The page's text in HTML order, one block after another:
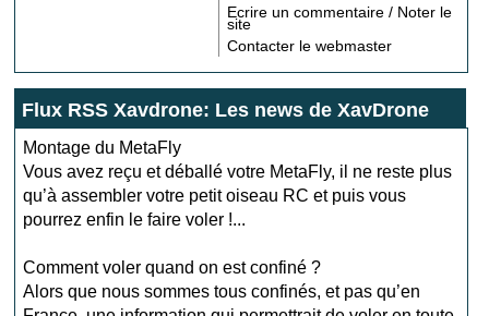
Ecrire un commentaire / Noter le
site
Contacter le webmaster
Flux RSS Xavdrone: Les news de XavDrone
Montage du MetaFly
Vous avez reçu et déballé votre MetaFly, il ne reste plus
qu’à assembler votre petit oiseau RC et puis vous
pourrez enfin le faire voler !...
Comment voler quand on est confiné ?
Alors que nous sommes tous confinés, et pas qu’en